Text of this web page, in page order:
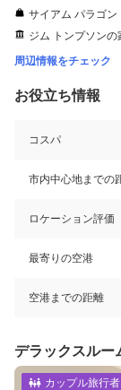
サイアム パラゴン
ジム トンプソンの
周辺情報をチェック
お役立ち情報
コスパ
市内中心地までの
ロケーション評価
最寄りの空港
空港までの距離
デラックスル
カップル旅行